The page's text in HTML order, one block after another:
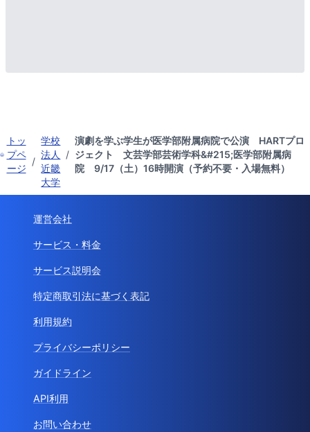
トッ
プペ
ージ
/
学校
法人
近畿
大学
/
演劇を学ぶ学生が医学部附属病院で公演 HARTプロ
ジェクト 文芸学部芸術学科&#215;医学部附属病
院 9/17（土）16時開演（予約不要・入場無料）
運営会社
サービス・料金
サービス説明会
特定商取引法に基づく表記
利用規約
プライバシーポリシー
ガイドライン
API利用
お問い合わせ